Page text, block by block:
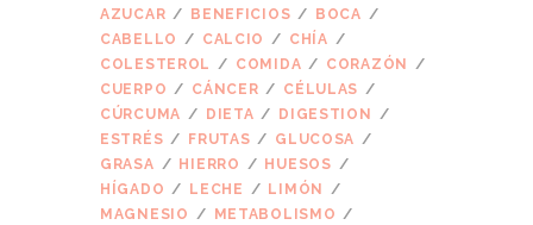
AZUCAR
BENEFICIOS
BOCA
CABELLO
CALCIO
CHÍA
COLESTEROL
COMIDA
CORAZÓN
CUERPO
CÁNCER
CÉLULAS
CÚRCUMA
DIETA
DIGESTION
ESTRÉS
FRUTAS
GLUCOSA
GRASA
HIERRO
HUESOS
HÍGADO
LECHE
LIMÓN
MAGNESIO
METABOLISMO